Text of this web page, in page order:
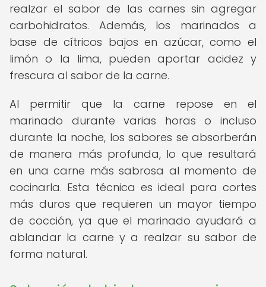
realzar el sabor de las carnes sin agregar
carbohidratos. Además, los marinados a
base de cítricos bajos en azúcar, como el
limón o la lima, pueden aportar acidez y
frescura al sabor de la carne.
Al permitir que la carne repose en el
marinado durante varias horas o incluso
durante la noche, los sabores se absorberán
de manera más profunda, lo que resultará
en una carne más sabrosa al momento de
cocinarla. Esta técnica es ideal para cortes
más duros que requieren un mayor tiempo
de cocción, ya que el marinado ayudará a
ablandar la carne y a realzar su sabor de
forma natural.